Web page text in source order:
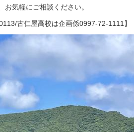
気軽にご相談ください。
古仁屋高校は企画係0997-72-1111】